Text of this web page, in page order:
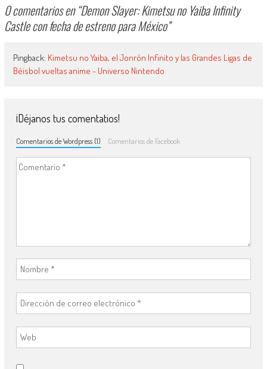
0 comentarios en “Demon Slayer: Kimetsu no Yaiba Infinity
Castle con fecha de estreno para México”
Pingback: Kimetsu no Yaiba, el Jonrón Infinito y las Grandes Ligas de
Béisbol vueltas anime - Universo Nintendo
¡Déjanos tus comentatios!
Comentarios de Wordpress (1) Comentarios de Facebook